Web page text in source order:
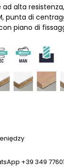
alta
punta di
piano di
+39 349